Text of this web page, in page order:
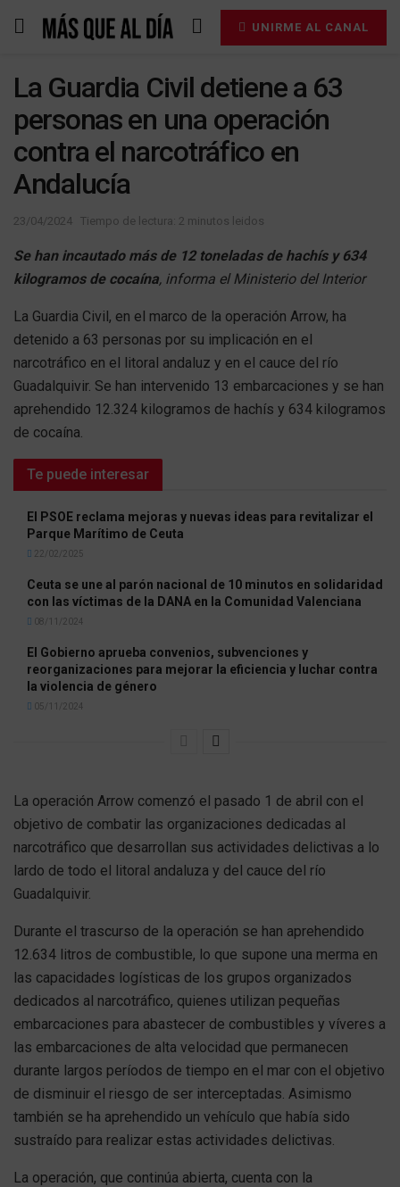
UNIRME AL CANAL
La Guardia Civil detiene a 63
personas en una operación
contra el narcotráfico en
Andalucía
23/04/2024 Tiempo de lectura: 2 minutos leidos
Se han incautado más de 12 toneladas de hachís y 634
kilogramos de cocaína, informa el Ministerio del Interior
La Guardia Civil, en el marco de la operación Arrow, ha
detenido a 63 personas por su implicación en el
narcotráfico en el litoral andaluz y en el cauce del río
Guadalquivir. Se han intervenido 13 embarcaciones y se han
aprehendido 12.324 kilogramos de hachís y 634 kilogramos
de cocaína.
Te puede interesar
El PSOE reclama mejoras y nuevas ideas para revitalizar el
Parque Marítimo de Ceuta
22/02/2025
Ceuta se une al parón nacional de 10 minutos en solidaridad
con las víctimas de la DANA en la Comunidad Valenciana
08/11/2024
El Gobierno aprueba convenios, subvenciones y
reorganizaciones para mejorar la eficiencia y luchar contra
la violencia de género
05/11/2024
La operación Arrow comenzó el pasado 1 de abril con el
objetivo de combatir las organizaciones dedicadas al
narcotráfico que desarrollan sus actividades delictivas a lo
lardo de todo el litoral andaluza y del cauce del río
Guadalquivir.
Durante el trascurso de la operación se han aprehendido
12.634 litros de combustible, lo que supone una merma en
las capacidades logísticas de los grupos organizados
dedicados al narcotráfico, quienes utilizan pequeñas
embarcaciones para abastecer de combustibles y víveres a
las embarcaciones de alta velocidad que permanecen
durante largos períodos de tiempo en el mar con el objetivo
de disminuir el riesgo de ser interceptadas. Asimismo
también se ha aprehendido un vehículo que había sido
sustraído para realizar estas actividades delictivas.
La operación, que continúa abierta, cuenta con la